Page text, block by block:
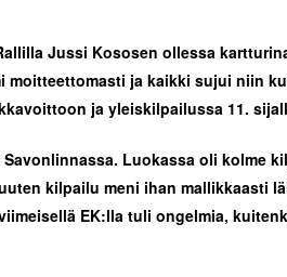
Jussi Kososen ollessa
ja kaikki sujui niin
ja yleiskilpailussa 11.
Luokassa oli kolme
kilpailu meni ihan mallikkaasti
EK:lla tuli ongelmia,